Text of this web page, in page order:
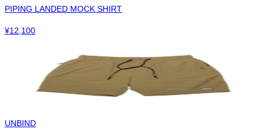
PIPING LANDED MOCK SHIRT
¥12,100
UNBIND